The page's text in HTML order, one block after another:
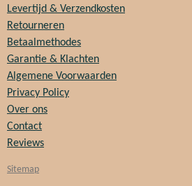
Levertijd & Verzendkosten
Retourneren
Betaalmethodes
Garantie & Klachten
Algemene Voorwaarden
Privacy Policy
Over ons
Contact
Reviews
Sitemap